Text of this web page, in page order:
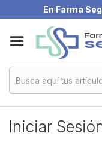
En Farma
to
Content
Iniciar